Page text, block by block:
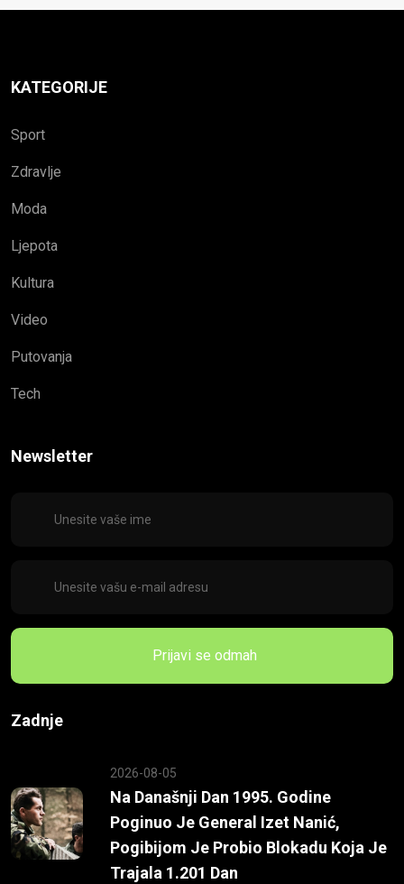
KATEGORIJE
Sport
Zdravlje
Moda
Ljepota
Kultura
Video
Putovanja
Tech
Newsletter
Prijavi se odmah
Zadnje
2026-08-05
Na Današnji Dan 1995. Godine
Poginuo Je General Izet Nanić,
Pogibijom Je Probio Blokadu Koja Je
Trajala 1.201 Dan